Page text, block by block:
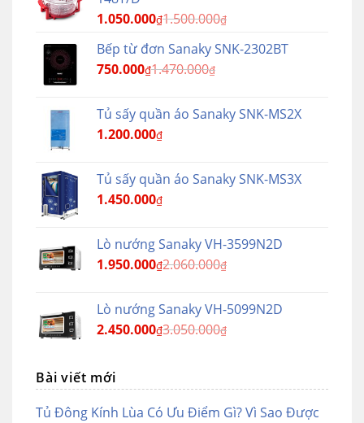
1.050.000₫1.500.000₫
Bếp từ đơn Sanaky SNK-2302BT
750.000₫1.470.000₫
Tủ sấy quần áo Sanaky SNK-MS2X
1.200.000₫
Tủ sấy quần áo Sanaky SNK-MS3X
1.450.000₫
Lò nướng Sanaky VH-3599N2D
1.950.000₫2.060.000₫
Lò nướng Sanaky VH-5099N2D
2.450.000₫3.050.000₫
Bài viết mới
Tủ Đông Kính Lùa Có Ưu Điểm Gì? Vì Sao Được